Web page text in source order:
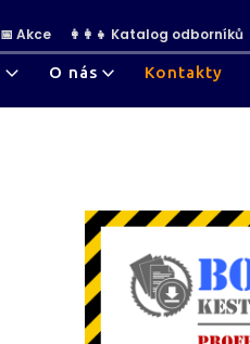
📅 Akce 👩‍👩‍👧 Katalog odborníků
O nás Kontakty